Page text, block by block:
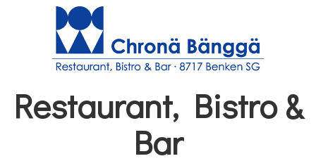
Restaurant, Bistro &
Bar